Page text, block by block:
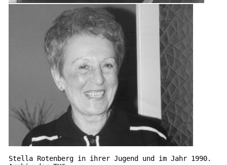
Stella Rotenberg in ihrer Jugend und im Jahr 1990.